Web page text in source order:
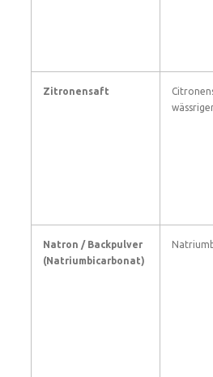
Zitronensaft
Natron / Backpulver
(Natriumbicarbonat)